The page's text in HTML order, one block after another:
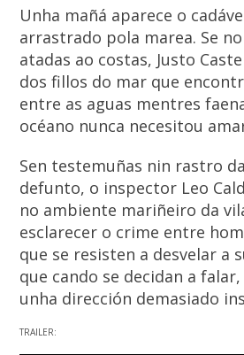
Unha mañá aparece o
arrastrado pola marea. Se
atadas ao costas, Justo
dos fillos do mar que
entre as aguas mentres
océano nunca necesitou
Sen testemuñas nin rastro
defunto, o inspector Leo
no ambiente mariñeiro da
esclarecer o crime entre
que se resisten a desvelar a
que cando se decidan a
unha dirección demasiado
TRAILER: